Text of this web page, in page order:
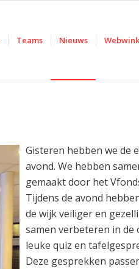
Teams Nieuws
Gisteren hebben we de
avond. We hebben
gemaakt door het
Tijdens de avond
de wijk veiliger en
samen verbeteren in de
leuke quiz en
Deze gesprekken